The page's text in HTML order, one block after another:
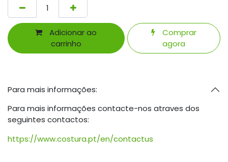
Adicionar ao
carrinho
Comprar
agora
Para mais informações:
Para mais informações contacte-nos atraves dos
seguintes contactos:
https://www.costura.pt/en/contactus